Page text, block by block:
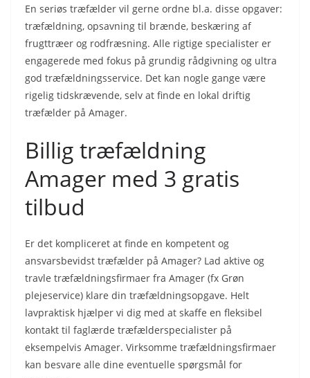
En seriøs træfælder vil gerne ordne bl.a. disse opgaver:
træfældning, opsavning til brænde, beskæring af
frugttræer og rodfræsning. Alle rigtige specialister er
engagerede med fokus på grundig rådgivning og ultra
god træfældningsservice. Det kan nogle gange være
rigelig tidskrævende, selv at finde en lokal driftig
træfælder på Amager.
Billig træfældning
Amager med 3 gratis
tilbud
Er det kompliceret at finde en kompetent og
ansvarsbevidst træfælder på Amager? Lad aktive og
travle træfældningsfirmaer fra Amager (fx Grøn
plejeservice) klare din træfældningsopgave. Helt
lavpraktisk hjælper vi dig med at skaffe en fleksibel
kontakt til faglærde træfælderspecialister på
eksempelvis Amager. Virksomme træfældningsfirmaer
kan besvare alle dine eventuelle spørgsmål for